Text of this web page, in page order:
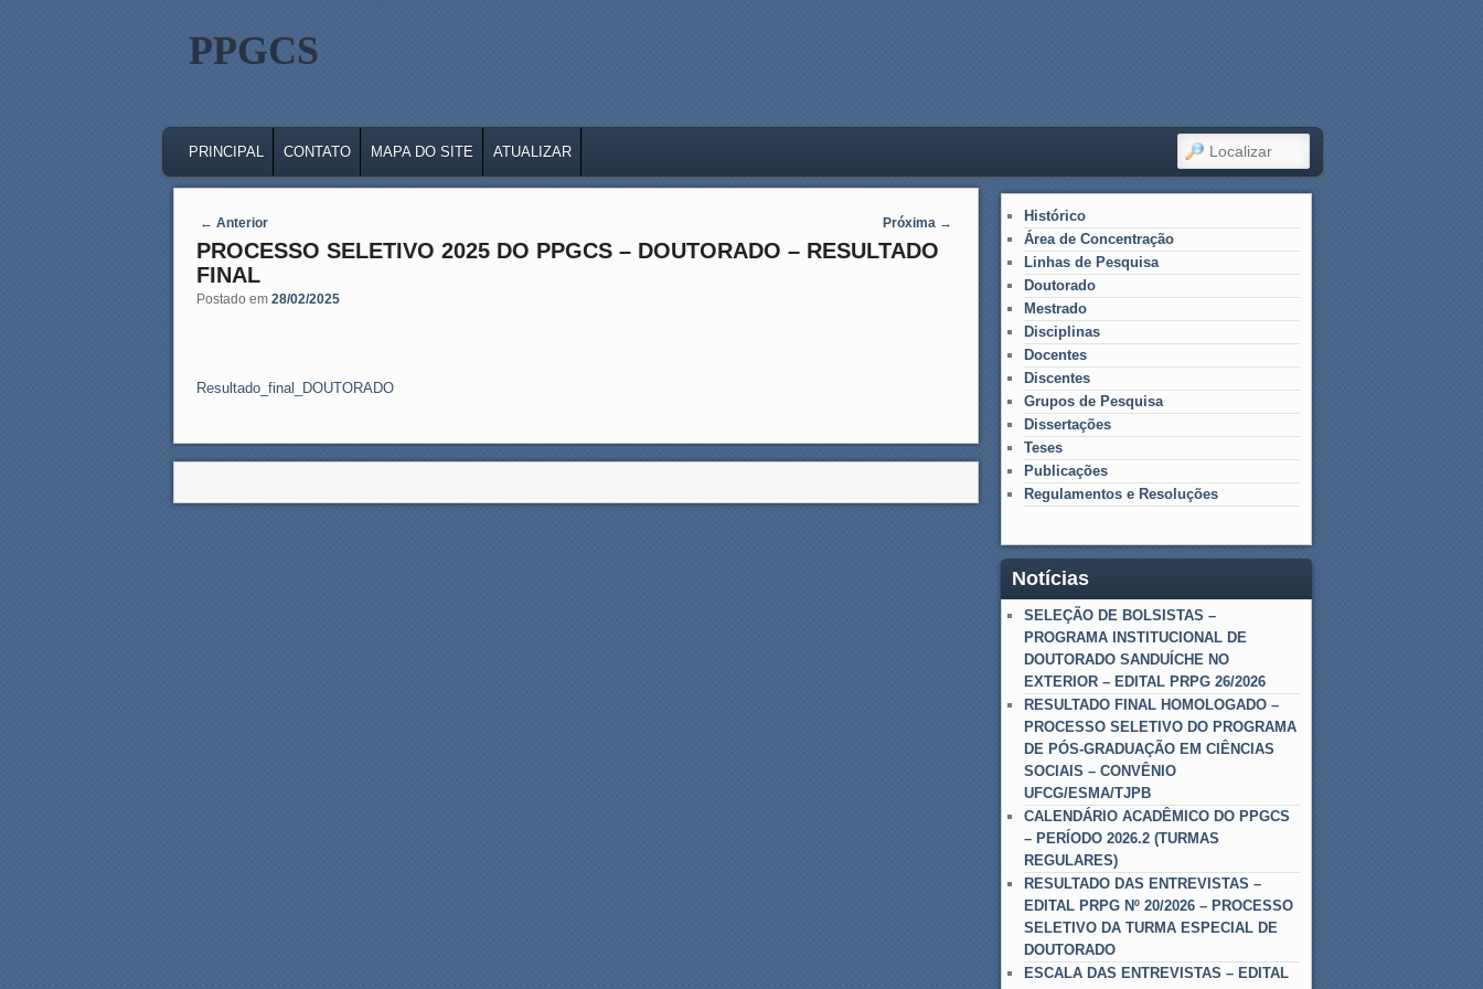
PPGCS
SKIP TO PRIMARY CONTENT
SKIP TO SECONDARY CONTENT
PRINCIPAL CONTATO MAPA DO SITE ATUALIZAR LOCALIZAR
Post navigation
← Anterior Próxima →
PROCESSO SELETIVO 2025 DO PPGCS – DOUTORADO – RESULTADO
FINAL
Postado em 28/02/2025
Resultado_final_DOUTORADO
Histórico
Área de Concentração
Linhas de Pesquisa
Doutorado
Mestrado
Disciplinas
Docentes
Discentes
Grupos de Pesquisa
Dissertações
Teses
Publicações
Regulamentos e Resoluções
Notícias
SELEÇÃO DE BOLSISTAS –
PROGRAMA INSTITUCIONAL DE
DOUTORADO SANDUÍCHE NO
EXTERIOR – EDITAL PRPG 26/2026
RESULTADO FINAL HOMOLOGADO –
PROCESSO SELETIVO DO PROGRAMA
DE PÓS-GRADUAÇÃO EM CIÊNCIAS
SOCIAIS – CONVÊNIO
UFCG/ESMA/TJPB
CALENDÁRIO ACADÊMICO DO PPGCS
– PERÍODO 2026.2 (TURMAS
REGULARES)
RESULTADO DAS ENTREVISTAS –
EDITAL PRPG Nº 20/2026 – PROCESSO
SELETIVO DA TURMA ESPECIAL DE
DOUTORADO
ESCALA DAS ENTREVISTAS – EDITAL